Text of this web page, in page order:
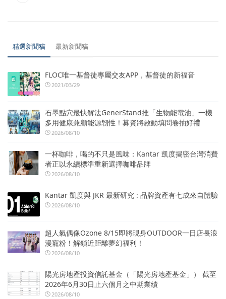
精選新聞稿 最新新聞稿
FLOC唯一基督徒專屬交友APP，基督徒的新福音
2021/03/29
石墨點穴最快解法GenerStand推「生物能電池」一機
多用健康兼顧能源韌性！募資將啟動填問卷抽好禮
2026/08/10
一杯咖啡，喝的不只是風味：Kantar 凱度揭密台灣消費
者正以永續標準重新選擇咖啡品牌
2026/08/10
Kantar 凱度與 JKR 最新研究 : 品牌資產有七成來自體驗
2026/08/10
超人氣偶像Ozone 8/15即將現身OUTDOOR一日店長浪
漫寵粉！解鎖近距離夢幻福利！
2026/08/10
陽光房地產投資信託基金（「陽光房地產基金」） 截至
2026年6月30日止六個月之中期業績
2026/08/10